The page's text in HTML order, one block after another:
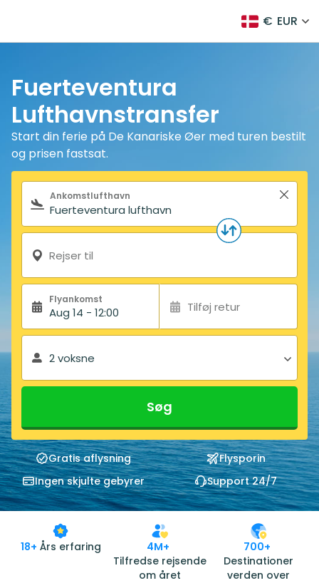
€ EUR
Fuerteventura
Lufthavnstransfer
Start din ferie på De Kanariske Øer med turen bestilt
og prisen fastsat.
Søgeformular
Ankomstlufthavn
Rejser til
Flyankomst
Aug 14 - 12:00 Tilføj retur
2 voksne
Søg
Gratis aflysning
Flysporin
Ingen skjulte gebyrer
Support 24/7
18+ Års erfaring
4M+
Tilfredse rejsende
om året
700+
Destinationer
verden over